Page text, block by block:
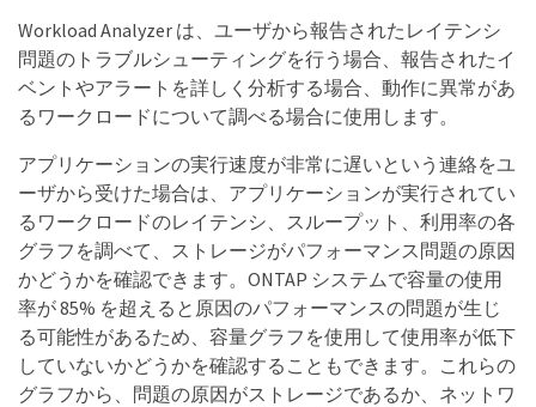
Workload Analyzer は、ユーザから報告されたレイテンシ
問題のトラブルシューティングを行う場合、報告されたイ
ベントやアラートを詳しく分析する場合、動作に異常があ
るワークロードについて調べる場合に使用します。
アプリケーションの実行速度が非常に遅いという連絡をユ
ーザから受けた場合は、アプリケーションが実行されてい
るワークロードのレイテンシ、スループット、利用率の各
グラフを調べて、ストレージがパフォーマンス問題の原因
かどうかを確認できます。ONTAP システムで容量の使用
率が 85% を超えると原因のパフォーマンスの問題が生じ
る可能性があるため、容量グラフを使用して使用率が低下
していないかどうかを確認することもできます。これらの
グラフから、問題の原因がストレージであるか、ネットワ